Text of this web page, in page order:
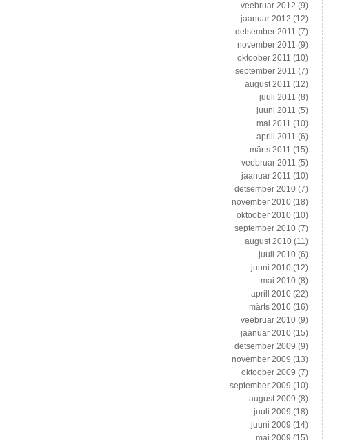
veebruar 2012 (9)
jaanuar 2012 (12)
detsember 2011 (7)
november 2011 (9)
oktoober 2011 (10)
september 2011 (7)
august 2011 (12)
juuli 2011 (8)
juuni 2011 (5)
mai 2011 (10)
aprill 2011 (6)
märts 2011 (15)
veebruar 2011 (5)
jaanuar 2011 (10)
detsember 2010 (7)
november 2010 (18)
oktoober 2010 (10)
september 2010 (7)
august 2010 (11)
juuli 2010 (6)
juuni 2010 (12)
mai 2010 (8)
aprill 2010 (22)
märts 2010 (16)
veebruar 2010 (9)
jaanuar 2010 (15)
detsember 2009 (9)
november 2009 (13)
oktoober 2009 (7)
september 2009 (10)
august 2009 (8)
juuli 2009 (18)
juuni 2009 (14)
mai 2009 (15)